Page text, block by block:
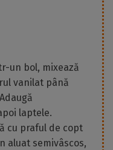
un bol, mixează
vanilat până
laptele.
cu praful de copt
aluat semivâscos,